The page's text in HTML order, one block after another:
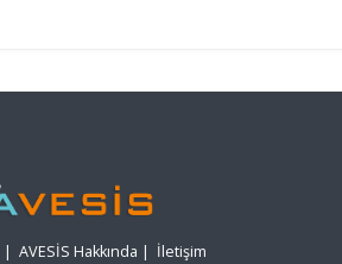
| AVESİS Hakkında | İletişim